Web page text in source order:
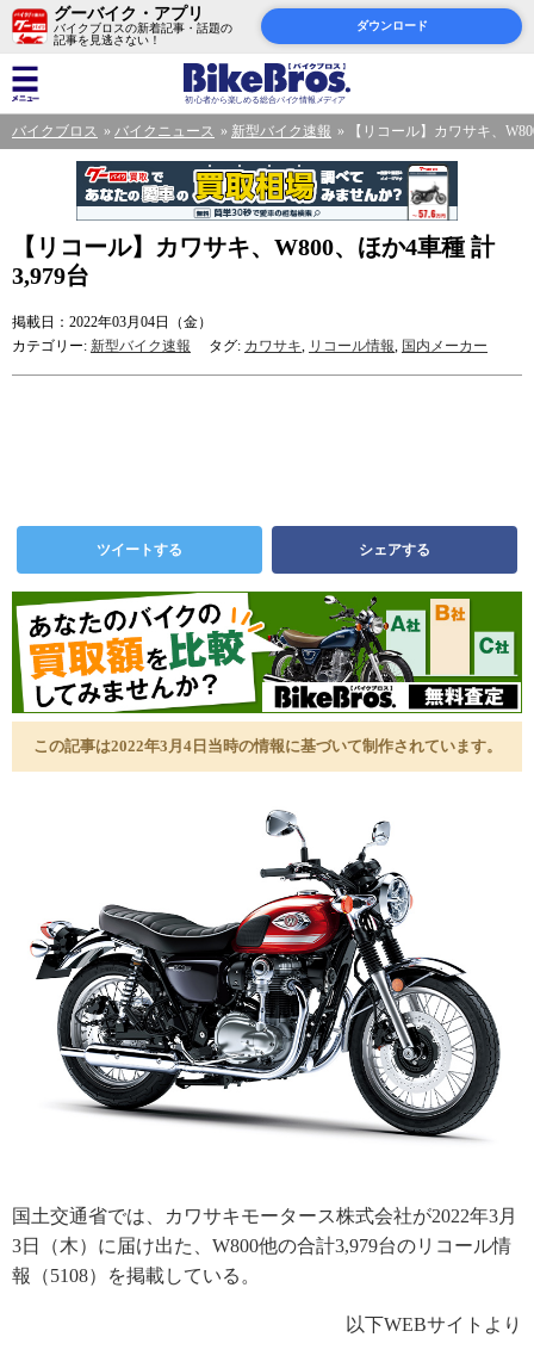
グーバイク・アプリ
バイクブロスの新着記事・話題の
記事を見逃さない！
ダウンロード
バイクブロス バイクニュース 新型バイク速報 【リコール】カワサキ、
【リコール】カワサキ、W800、ほか4車種 計
3,979台
掲載日：2022年03月04日（金）
カテゴリー: 新型バイク速報 タグ: カワサキ, リコール情報, 国内メーカー
ツイートする シェアする
この記事は2022年3月4日当時の情報に基づいて制作されています。
国土交通省では、カワサキモータース株式会社が2022年3月
3日（木）に届け出た、W800他の合計3,979台のリコール情
報（5108）を掲載している。
以下WEBサイトより